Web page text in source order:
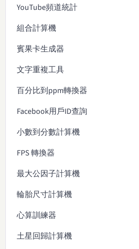
YouTube頻道統計
組合計算機
賓果卡生成器
文字重複工具
百分比到ppm轉換器
Facebook用戶ID查詢
小數到分數計算機
FPS 轉換器
最大公因子計算機
輪胎尺寸計算機
心算訓練器
土星回歸計算機